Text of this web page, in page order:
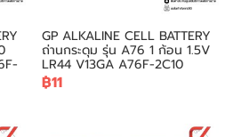
GP ALKALINE CELL BATTERY
ถ่านกระดุม รุ่น A76 1 ก้อน 1.5V
LR44 V13GA A76F-2C10
฿11